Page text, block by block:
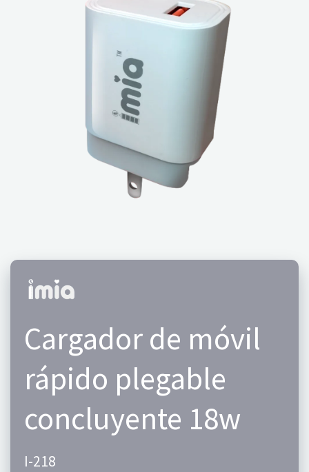
Cargador de móvil
rápido plegable
concluyente 18w
I-218